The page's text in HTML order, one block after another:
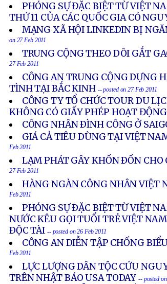
PHÓNG SỰ ĐẶC BIỆT TỪ VIỆT
THỨ 11 CỦA CÁC QUỐC GIA CÓ
MẠNG XÃ HỘI LINKEDIN BỊ
on 27 Feb 2011
TRUNG CỘNG THEO DÕI GẮT
27 Feb 2011
CÔNG AN TRUNG CỘNG DỰNG
TÌNH TẠI BẮC KINH -- posted on 27 Feb 2011
CÔNG TY TỔ CHỨC TOUR DU
KHÔNG CÓ GIẤY PHÉP HOẠT ĐỘNG
CÔNG NHÂN ÐÌNH CÔNG Ở
GIÁ CẢ TIÊU DÙNG TẠI VIỆT
Feb 2011
LẠM PHÁT GÂY KHỐN ÐỐN
27 Feb 2011
HÀNG NGÀN CÔNG NHÂN VIỆT
Feb 2011
PHÓNG SỰ ÐẶC BIỆT TỪ VIỆT
NƯỚC KÊU GỌI TUỔI TRẺ VIỆT
ÐỘC TÀI -- posted on 26 Feb 2011
CÔNG AN DIỄN TẬP CHỐNG
Feb 2011
LỰC LƯỢNG DÂN TỘC CỨU
TRÊN NHẬT BÁO USA TODAY -- posted